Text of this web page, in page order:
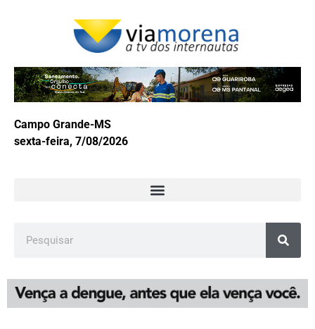
Campo Grande-MS
sexta-feira, 7/08/2026